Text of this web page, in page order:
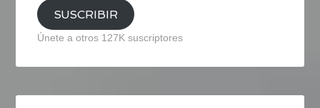
SUSCRIBIR
Únete a otros 127K suscriptores